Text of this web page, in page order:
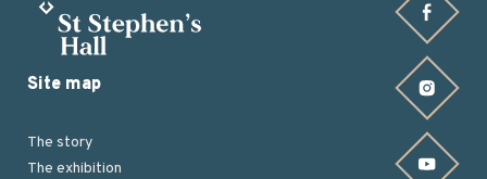
Find us on Facebook
Find us on Instagram
Find us on YouTube
Site map
The story
The exhibition